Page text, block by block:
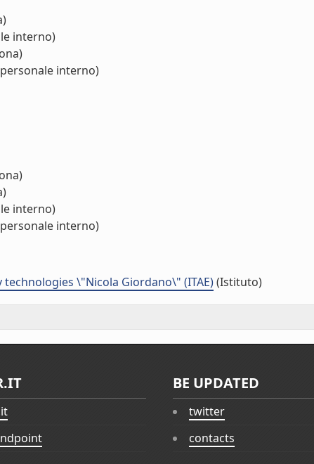
interno)
interno)
interno)
interno)
\"Nicola Giordano\" (ITAE)(Istituto)
BE UPDATED
twitter
contacts